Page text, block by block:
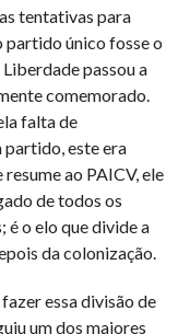
tentativas para
partido único fosse o
passou a
comemorado.
falta de
partido, este era
ao PAICV, ele
de todos os
é o elo que divide a
da colonização.
essa divisão de
um dos maiores